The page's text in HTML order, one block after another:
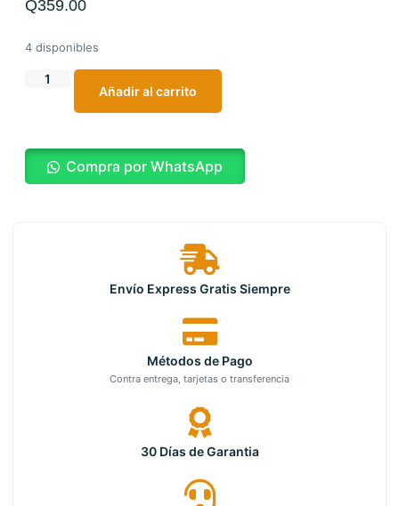
Q359.00
4 disponibles
Añadir al carrito
Compra por WhatsApp
Envío Express Gratis Siempre
Métodos de Pago
Contra entrega, tarjetas o transferencia
30 Días de Garantia